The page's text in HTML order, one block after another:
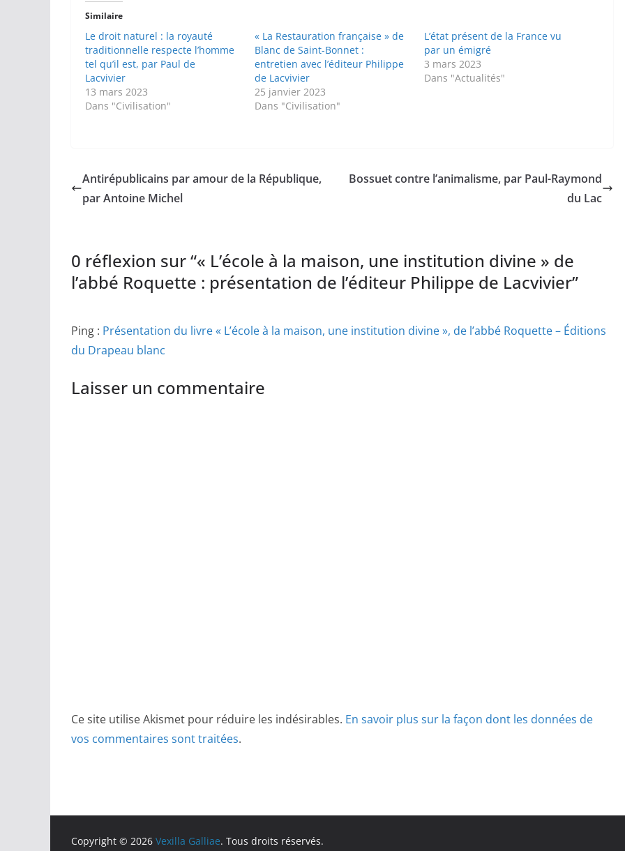
Similaire
Le droit naturel : la royauté
traditionnelle respecte l’homme
tel qu’il est, par Paul de
Lacvivier
13 mars 2023
Dans "Civilisation"
« La Restauration française » de
Blanc de Saint-Bonnet :
entretien avec l’éditeur Philippe
de Lacvivier
25 janvier 2023
Dans "Civilisation"
L’état présent de la France vu
par un émigré
3 mars 2023
Dans "Actualités"
Antirépublicains par amour de la République,
par Antoine Michel
Bossuet contre l’animalisme, par Paul-Raymond
du Lac
0 réflexion sur “« L’école à la maison, une institution divine » de
l’abbé Roquette : présentation de l’éditeur Philippe de Lacvivier”
Ping : Présentation du livre « L’école à la maison, une institution divine », de l’abbé Roquette – Éditions
du Drapeau blanc
Laisser un commentaire
Ce site utilise Akismet pour réduire les indésirables. En savoir plus sur la façon dont les données de
vos commentaires sont traitées.
Copyright © 2026 Vexilla Galliae. Tous droits réservés.